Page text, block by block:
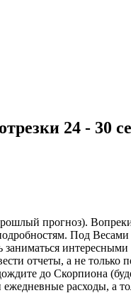
24 - 30
прогноз).
Под Весами
заниматься
отчеты, а не
до Скорпиона
расходы, а